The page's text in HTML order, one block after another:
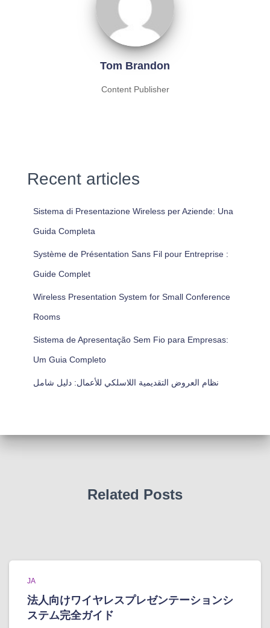
Tom Brandon
Content Publisher
Recent articles
Sistema di Presentazione Wireless per Aziende: Una
Guida Completa
Système de Présentation Sans Fil pour Entreprise :
Guide Complet
Wireless Presentation System for Small Conference
Rooms
Sistema de Apresentação Sem Fio para Empresas:
Um Guia Completo
نظام العروض التقديمية اللاسلكي للأعمال: دليل شامل
Related Posts
JA
法人向けワイヤレスプレゼンテーションシ
ステム完全ガイド